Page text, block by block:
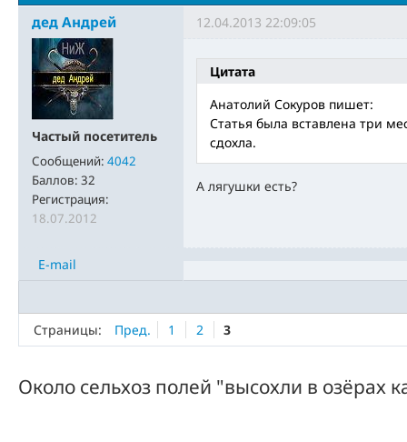
дед Андрей
Частый посетитель
Сообщений: 4042
Баллов: 32
Регистрация:
18.07.2012
12.04.2013 22:09:05
Цитата
Анатолий Сокуров пишет:
Статья была вставлена три
сдохла.
А лягушки есть?
E-mail
Страницы: Пред. 1 2 3
Около сельхоз полей "высохли в озёрах